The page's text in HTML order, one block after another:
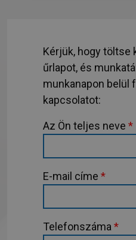
Kérjük, hogy töltse
űrlapot, és
munkanapon belül
kapcsolatot:
Az Ön teljes neve *
E-mail címe *
Telefonszáma *